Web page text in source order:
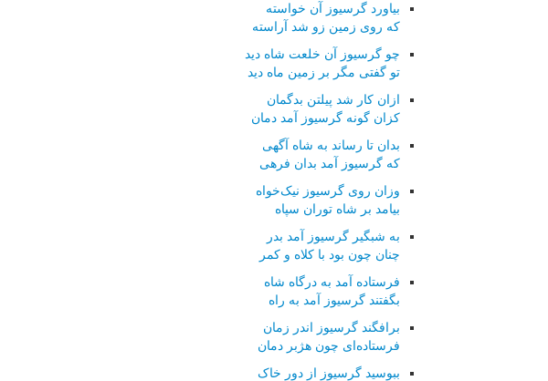
بیاورد گرسیوز آن خواسته
که روی زمین زو شد آراسته
چو گرسیوز آن خلعت شاه دید
تو گفتی مگر بر زمین ماه دید
ازان کار شد پیلتن بدگمان
کزان گونه گرسیوز آمد دمان
بدان تا رساند به شاه آگهی
که گرسیوز آمد بدان فرهی
وزان روی گرسیوز نیک‌خواه
بیامد بر شاه توران سپاه
به شبگیر گرسیوز آمد بدر
چنان چون بود با کلاه و کمر
فرستاده آمد به درگاه شاه
بگفتند گرسیوز آمد به راه
برافگند گرسیوز اندر زمان
فرستاده‌ای چون هژبر دمان
ببوسید گرسیوز از دور خاک